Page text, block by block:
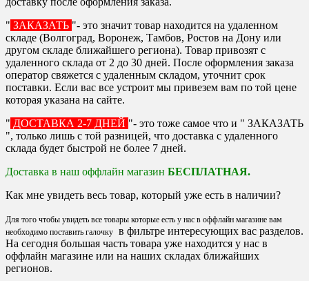
" ЗАКАЗАТЬ "- это значит товар находится на удаленном
складе (Волгоград, Воронеж, Тамбов, Ростов на Дону или
другом складе ближайшего региона). Товар привозят с
удаленного склада от 2 до 30 дней. После оформления заказа
оператор свяжется с удаленным складом, уточнит срок
поставки. Если вас все устроит мы привезем вам по той цене
которая указана на сайте.
" ДОСТАВКА 2-7 ДНЕЙ "- это тоже самое что и " ЗАКАЗАТЬ
", только лишь с той разницей, что доставка с удаленного
склада будет быстрой не более 7 дней.
Доставка в наш оффлайн магазин БЕСПЛАТНАЯ.
Как мне увидеть весь товар, который уже есть в наличии?
Для того чтобы увидеть все товары которые есть у нас в оффлайн магазине вам
необходимо поставить галочку в фильтре интересующих вас разделов.
На сегодня большая часть товара уже находится у нас в
оффлайн магазине или на наших складах ближайших
регионов.